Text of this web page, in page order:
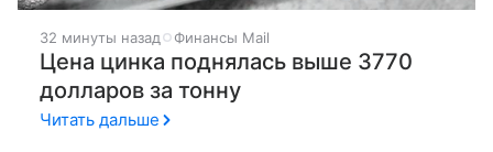
32 минуты назад Финансы Mail
Цена цинка поднялась выше 3770
долларов за тонну
Читать дальше